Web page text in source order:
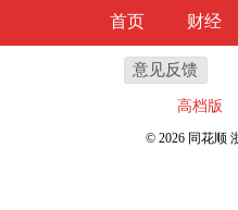
首页 财经
意见反馈
高档版
© 2026 同花顺